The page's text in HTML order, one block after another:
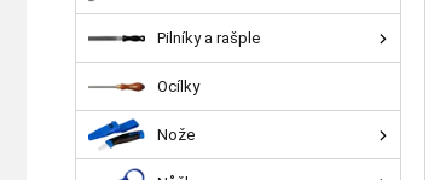
Pilníky a rašple
Ocílky
Nože